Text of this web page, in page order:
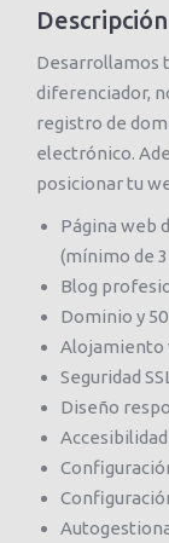
Desarrollamos
diferenciador,
registro de
electrónico.
posicionar tu
Página web
(mínimo de
Blog
Dominio y
Alojamiento
Seguridad
Diseño
Accesibilidad